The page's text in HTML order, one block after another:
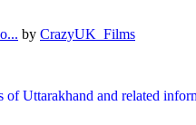
by CrazyUK_Films
and related